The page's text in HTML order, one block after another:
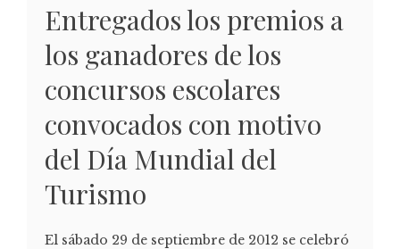
Entregados los premios a
los ganadores de los
concursos escolares
convocados con motivo
del Día Mundial del
Turismo
El sábado 29 de septiembre de 2012 se celebró